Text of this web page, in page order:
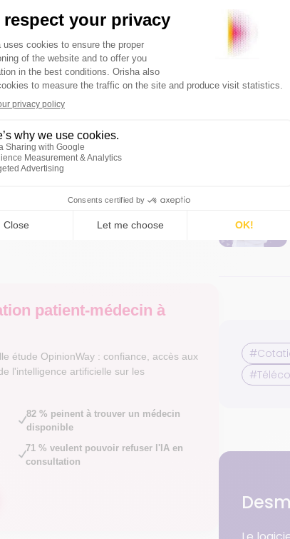
actes de télémédecine :
consulter un patient à distance,
sollicite l’avis d’un
à distance de
données de santé
transmises par le patient ou par
médical assiste à distance un autre
acte.
de la permanence des soins,
vise à évaluer une situation médicale
plus adaptée à ses besoins.
patient-médecin à
étude OpinionWay : confiance, accès aux
l'intelligence artificielle sur les
82 % peinent à trouver un médecin
disponible
71 % veulent pouvoir refuser l'IA en
consultation